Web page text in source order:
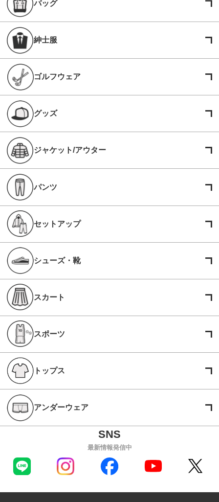
バッグ
紳士服
ゴルフウェア
グッズ
ジャケット/アウター
パンツ
セットアップ
シューズ・靴
スカート
スポーツ
トップス
アンダーウェア
最新情報発信中